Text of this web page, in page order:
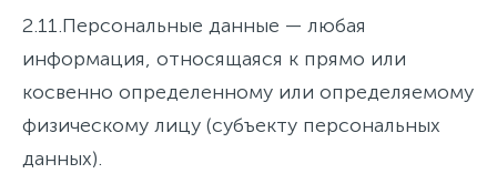
2.11.Персональные данные — любая
информация, относящаяся к прямо или
косвенно определенному или определяемому
физическому лицу (субъекту персональных
данных).